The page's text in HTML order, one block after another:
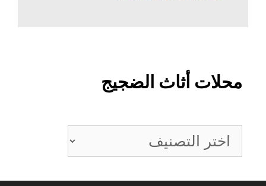
محلات أثاث الضجيج
محلات
أثاث
الضجيج